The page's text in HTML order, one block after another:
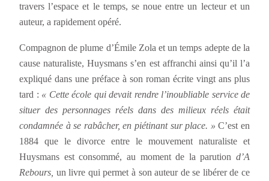
travers l’espace et le temps, se noue entre un lecteur et un
auteur, a rapidement opéré.
Compagnon de plume d’Émile Zola et un temps adepte de la
cause naturaliste, Huysmans s’en est affranchi ainsi qu’il l’a
expliqué dans une préface à son roman écrite vingt ans plus
tard : « Cette école qui devait rendre l’inoubliable service de
situer des personnages réels dans des milieux réels était
condamnée à se rabâcher, en piétinant sur place. » C’est en
1884 que le divorce entre le mouvement naturaliste et
Huysmans est consommé, au moment de la parution d’A
Rebours, un livre qui permet à son auteur de se libérer de ce